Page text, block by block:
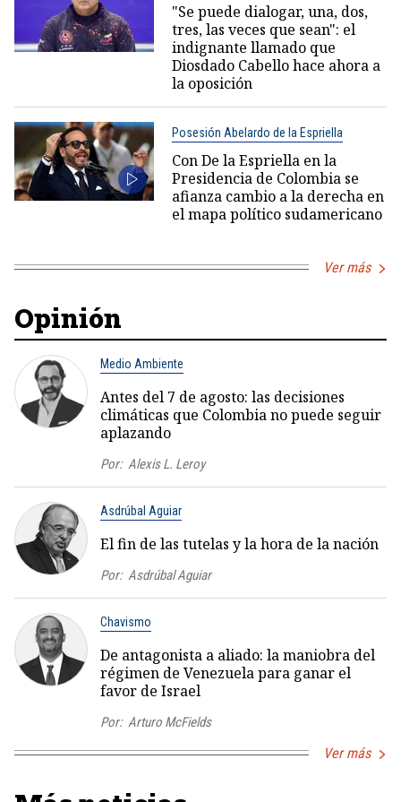
"Se puede dialogar, una, dos,
tres, las veces que sean": el
indignante llamado que
Diosdado Cabello hace ahora a
la oposición
Posesión Abelardo de la Espriella
Con De la Espriella en la
Presidencia de Colombia se
afianza cambio a la derecha en
el mapa político sudamericano
Ver más
Opinión
Medio Ambiente
Antes del 7 de agosto: las decisiones
climáticas que Colombia no puede seguir
aplazando
Por: Alexis L. Leroy
Asdrúbal Aguiar
El fin de las tutelas y la hora de la nación
Por: Asdrúbal Aguiar
Chavismo
De antagonista a aliado: la maniobra del
régimen de Venezuela para ganar el
favor de Israel
Por: Arturo McFields
Ver más